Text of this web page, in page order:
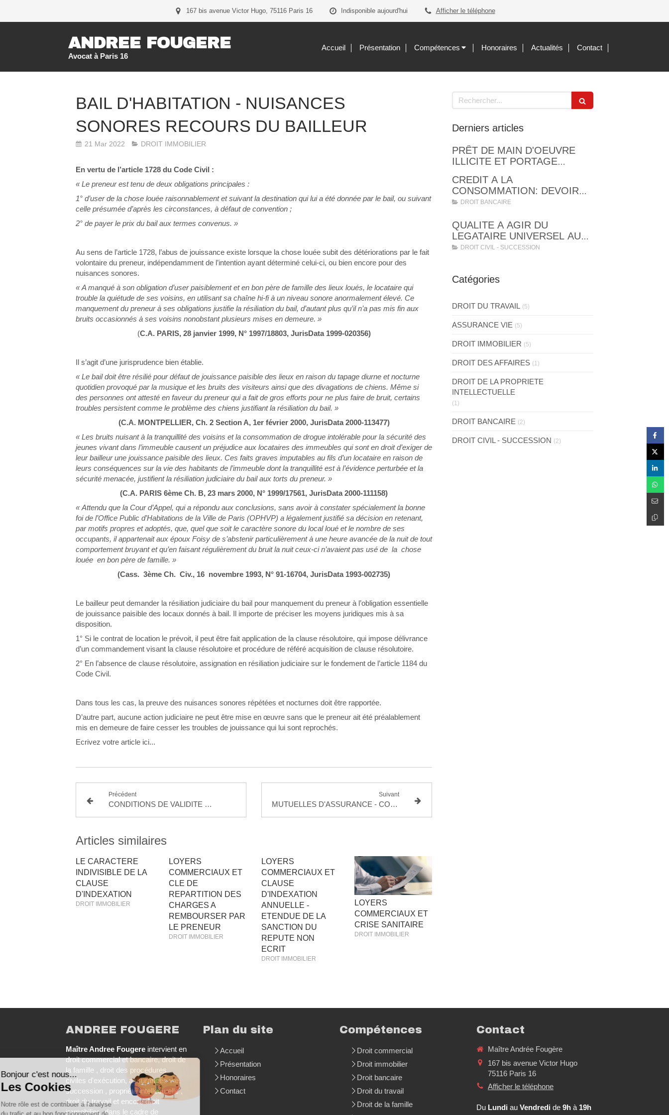
167 bis avenue Victor Hugo, 75116 Paris 16 Indisponible aujourd'hui Afficher le téléphone
Accueil Présentation Compétences Honoraires Actualités Contact
ANDREE FOUGERE
Avocat à Paris 16
BAIL D'HABITATION - NUISANCES
SONORES RECOURS DU BAILLEUR
21 Mar 2022 DROIT IMMOBILIER
En vertu de l’article 1728 du Code Civil :
« Le preneur est tenu de deux obligations principales :
1° d’user de la chose louée raisonnablement et suivant la destination qui lui a été donnée par le bail, ou suivant
celle présumée d’après les circonstances, à défaut de convention ;
2° de payer le prix du bail aux termes convenus. »
Au sens de l’article 1728, l’abus de jouissance existe lorsque la chose louée subit des détériorations par le fait
volontaire du preneur, indépendamment de l’intention ayant déterminé celui-ci, ou bien encore pour des
nuisances sonores.
« A manqué à son obligation d’user paisiblement et en bon père de famille des lieux loués, le locataire qui
trouble la quiétude de ses voisins, en utilisant sa chaîne hi-fi à un niveau sonore anormalement élevé. Ce
manquement du preneur à ses obligations justifie la résiliation du bail, d’autant plus qu’il n’a pas mis fin aux
bruits occasionnés à ses voisins nonobstant plusieurs mises en demeure. »
(C.A. PARIS, 28 janvier 1999, N° 1997/18803, JurisData 1999-020356)
Il s’agit d’une jurisprudence bien établie.
« Le bail doit être résilié pour défaut de jouissance paisible des lieux en raison du tapage diurne et nocturne
quotidien provoqué par la musique et les bruits des visiteurs ainsi que des divagations de chiens. Même si
des personnes ont attesté en faveur du preneur qui a fait de gros efforts pour ne plus faire de bruit, certains
troubles persistent comme le problème des chiens justifiant la résiliation du bail. »
(C.A. MONTPELLIER, Ch. 2 Section A, 1er février 2000, JurisData 2000-113477)
« Les bruits nuisant à la tranquillité des voisins et la consommation de drogue intolérable pour la sécurité des
jeunes vivant dans l’immeuble causent un préjudice aux locataires des immeubles qui sont en droit d’exiger de
leur bailleur une jouissance paisible des lieux. Ces faits graves imputables au fils d’un locataire en raison de
leurs conséquences sur la vie des habitants de l’immeuble dont la tranquillité est à l’évidence perturbée et la
sécurité menacée, justifient la résiliation judiciaire du bail aux torts du preneur. »
(C.A. PARIS 6ème Ch. B, 23 mars 2000, N° 1999/17561, JurisData 2000-111158)
« Attendu que la Cour d’Appel, qui a répondu aux conclusions, sans avoir à constater spécialement la bonne
foi de l’Office Public d’Habitations de la Ville de Paris (OPHVP) a légalement justifié sa décision en retenant,
par motifs propres et adoptés, que, quel que soit le caractère sonore du local loué et le nombre de ses
occupants, il appartenait aux époux Foisy de s’abstenir particulièrement à une heure avancée de la nuit de tout
comportement bruyant et qu’en faisant régulièrement du bruit la nuit ceux-ci n’avaient pas usé de la chose
louée en bon père de famille. »
(Cass. 3ème Ch. Civ., 16 novembre 1993, N° 91-16704, JurisData 1993-002735)
Le bailleur peut demander la résiliation judiciaire du bail pour manquement du preneur à l’obligation essentielle
de jouissance paisible des locaux donnés à bail. Il importe de préciser les moyens juridiques mis à sa
disposition.
1° Si le contrat de location le prévoit, il peut être fait application de la clause résolutoire, qui impose délivrance
d’un commandement visant la clause résolutoire et procédure de référé acquisition de clause résolutoire.
2° En l’absence de clause résolutoire, assignation en résiliation judiciaire sur le fondement de l’article 1184 du
Code Civil.
Dans tous les cas, la preuve des nuisances sonores répétées et nocturnes doit être rapportée.
D’autre part, aucune action judiciaire ne peut être mise en œuvre sans que le preneur ait été préalablement
mis en demeure de faire cesser les troubles de jouissance qui lui sont reprochés.
Ecrivez votre article ici...
Précédent
CONDITIONS DE VALIDITE DE LA MODIFICATION DE LA CLAUSE BENEFICIAIRE
Suivant
MUTUELLES D'ASSURANCE - CONVENTIONS REGLEMENTEES
Articles similaires
LE CARACTERE
INDIVISIBLE DE LA
CLAUSE
D'INDEXATION
DROIT IMMOBILIER
LOYERS
COMMERCIAUX ET
CLE DE
REPARTITION DES
CHARGES A
REMBOURSER PAR
LE PRENEUR
DROIT IMMOBILIER
LOYERS
COMMERCIAUX ET
CLAUSE
D'INDEXATION
ANNUELLE -
ETENDUE DE LA
SANCTION DU
REPUTE NON
ECRIT
DROIT IMMOBILIER
LOYERS
COMMERCIAUX ET
CRISE SANITAIRE
DROIT IMMOBILIER
Rechercher
Derniers articles
PRÊT DE MAIN D'OEUVRE
ILLICITE ET PORTAGE
CREDIT A LA
CONSOMMATION: DEVOIR
DE MISE EN GARDE ET
D'INFORMATION,
D'EXPLICATION ET DE
VERIFICATION DE
DROIT BANCAIRE
QUALITE A AGIR DU
LEGATAIRE UNIVERSEL AU
DECES DU TESTATEUR
DROIT CIVIL - SUCCESSION
Catégories
DROIT DU TRAVAIL (5)
ASSURANCE VIE (5)
DROIT IMMOBILIER (5)
DROIT DES AFFAIRES (1)
DROIT DE LA PROPRIETE
INTELLECTUELLE
(1)
DROIT BANCAIRE (2)
DROIT CIVIL - SUCCESSION (2)
ANDREE FOUGERE
Maître Andree Fougere intervient en
droit commercial et bancaire, droit de
la famille , droit des procédures
civiles d'exécution, assurances vie,
succession , propriété intellectuelle ,
droit du travail et encore droit
immobilier., dans le cadre de
Plan du site
Accueil
Présentation
Honoraires
Contact
Compétences
Droit commercial
Droit immobilier
Droit bancaire
Droit du travail
Droit de la famille
Contact
Maître Andrée Fougère
167 bis avenue Victor Hugo
75116 Paris 16
Afficher le téléphone
Du Lundi au Vendredi de 9h à 19h
Continuer sans accepter
Bonjour c'est nous...
Les Cookies
Notre rôle est de contribuer à l'analyse